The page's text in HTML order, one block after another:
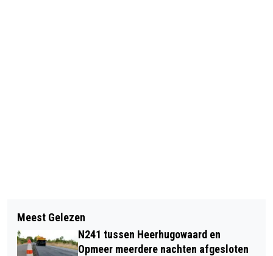
AZ TWEE JAAR LANGER DOOR MET
TRAINER ECHTELD
AUTO VERLIEST CARAVAN OP N242,
CARAVAN TE WATER
Meest Gelezen
N241 tussen Heerhugowaard en
Opmeer meerdere nachten afgesloten